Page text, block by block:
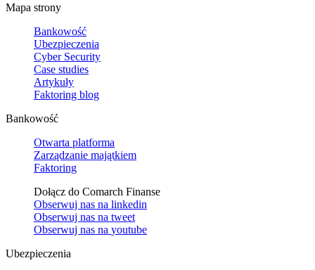
Mapa strony
Bankowość
Ubezpieczenia
Cyber Security
Case studies
Artykuły
Faktoring blog
Bankowość
Otwarta platforma
Zarządzanie majątkiem
Faktoring
Dołącz do Comarch Finanse
Obserwuj nas na linkedin
Obserwuj nas na tweet
Obserwuj nas na youtube
Ubezpieczenia